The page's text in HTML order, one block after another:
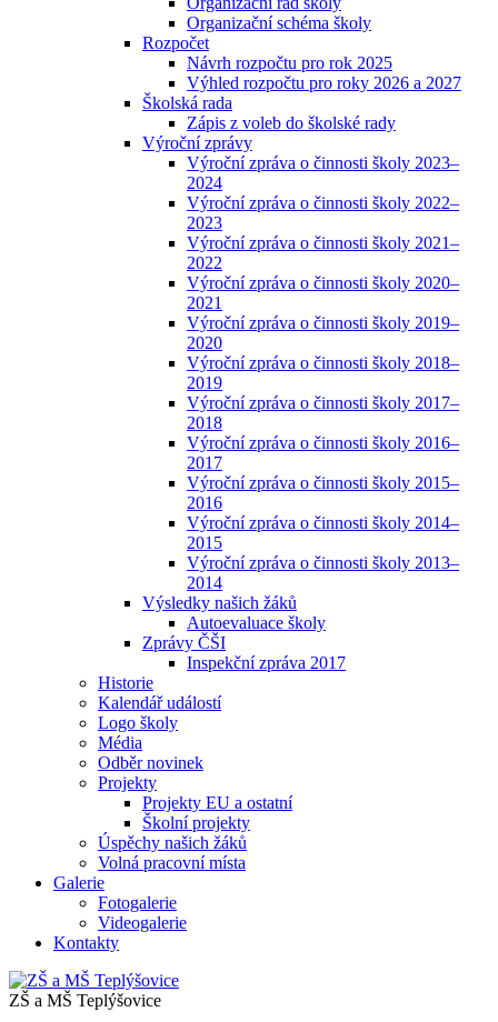
Organizační schéma školy
Rozpočet
Návrh rozpočtu pro rok 2025
Výhled rozpočtu pro roky 2026 a 2027
Školská rada
Zápis z voleb do školské rady
Výroční zprávy
Výroční zpráva o činnosti školy 2023–
2024
Výroční zpráva o činnosti školy 2022–
2023
Výroční zpráva o činnosti školy 2021–
2022
Výroční zpráva o činnosti školy 2020–
2021
Výroční zpráva o činnosti školy 2019–
2020
Výroční zpráva o činnosti školy 2018–
2019
Výroční zpráva o činnosti školy 2017–
2018
Výroční zpráva o činnosti školy 2016–
2017
Výroční zpráva o činnosti školy 2015–
2016
Výroční zpráva o činnosti školy 2014–
2015
Výroční zpráva o činnosti školy 2013–
2014
Výsledky našich žáků
Autoevaluace školy
Zprávy ČŠI
Inspekční zpráva 2017
Historie
Kalendář událostí
Logo školy
Média
Odběr novinek
Projekty
Projekty EU a ostatní
Školní projekty
Úspěchy našich žáků
Volná pracovní místa
Galerie
Fotogalerie
Videogalerie
Kontakty
ZŠ a MŠ Teplýšovice